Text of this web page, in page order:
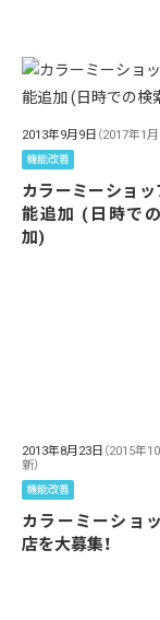
2013年9月9日 （2017年1
機能改善
カラーミーショ
能追加 (日時で
加)
2013年8月23日 （2015年
新）
機能改善
カラーミーショ
店を大募集！